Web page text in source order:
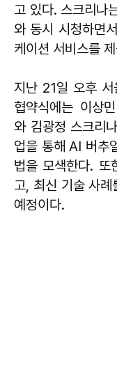
고 있다. 스크리나
와 동시 시청하면
케이션 서비스를
지난 21일 오후 서
협약식에는 이상
와 김광정 스크리
업을 통해 AI 버추
법을 모색한다.
고, 최신 기술 사
예정이다.